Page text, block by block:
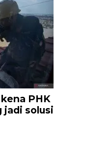
PHK
jadi solusi